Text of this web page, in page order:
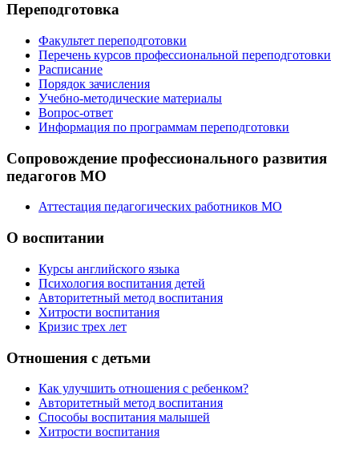
Переподготовка
Факультет переподготовки
Перечень курсов профессиональной переподготовки
Расписание
Порядок зачисления
Учебно-методические материалы
Вопрос-ответ
Информация по программам переподготовки
Сопровождение профессионального развития
педагогов МО
Аттестация педагогических работников МО
О воспитании
Курсы английского языка
Психология воспитания детей
Авторитетный метод воспитания
Хитрости воспитания
Кризис трех лет
Отношения с детьми
Как улучшить отношения с ребенком?
Авторитетный метод воспитания
Способы воспитания малышей
Хитрости воспитания